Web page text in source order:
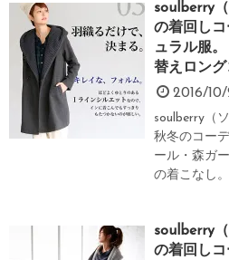
soulberry
の着回し
ュラル服
替えロング
2016/
soulberry（
秋冬のコー
ール・森ガ
の着こなし
soulberry
の着回し